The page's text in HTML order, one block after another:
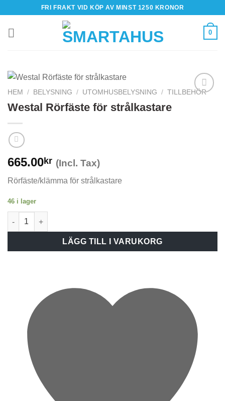
content
FRI FRAKT VID KÖP AV MINST 1250 KRONOR
0
HEM / BELYSNING / UTOMHUSBELYSNING / TILLBEHÖR
Westal Rörfäste för strålkastare
665.00kr (Incl. Tax)
Rörfäste/klämma för strålkastare
46 i lager
Westal Rörfäste för strålkastare mängd
LÄGG TILL I VARUKORG